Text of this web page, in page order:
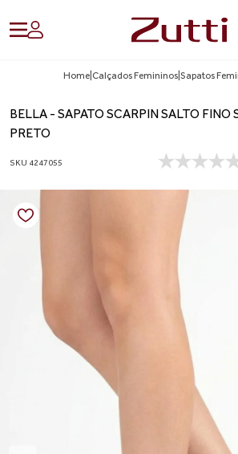
Home Calçados Femininos Sapatos
BELLA - SAPATO SCARPIN SALTO FINO
PRETO
SKU 4247055